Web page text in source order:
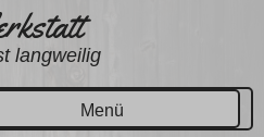
langweilig
Menü